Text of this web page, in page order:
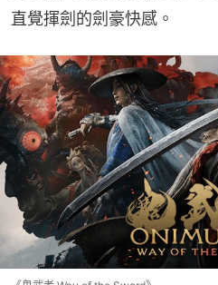
直覺揮劍的劍豪快感。